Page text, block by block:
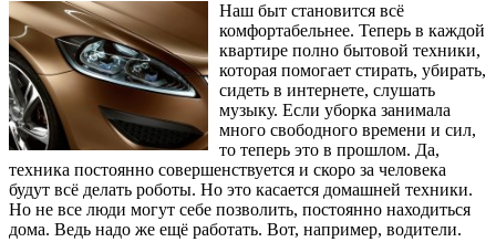
Наш быт становится всё
комфортабельнее. Теперь в каждой
квартире полно бытовой техники,
которая помогает стирать, убирать,
сидеть в интернете, слушать
музыку. Если уборка занимала
много свободного времени и сил,
то теперь это в прошлом. Да,
техника постоянно совершенствуется и скоро за человека
будут всё делать роботы. Но это касается домашней техники.
Но не все люди могут себе позволить, постоянно находиться
дома. Ведь надо же ещё работать. Вот, например, водители.